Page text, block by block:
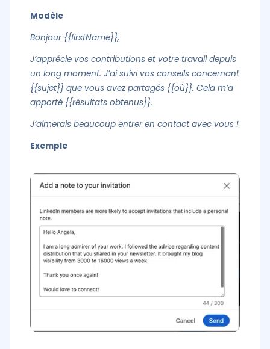
Modèle
Bonjour {{firstName}},
J’apprécie vos contributions et votre travail depuis
un long moment. J’ai suivi vos conseils concernant
{{sujet}} que vous avez partagés {{où}}. Cela m’a
apporté {{résultats obtenus}}.
J’aimerais beaucoup entrer en contact avec vous !
Exemple